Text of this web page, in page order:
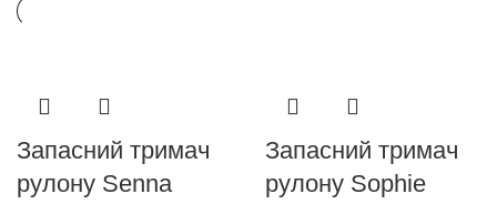
Запасний тримач
рулону Senna
Запасний тримач
рулону Sophie